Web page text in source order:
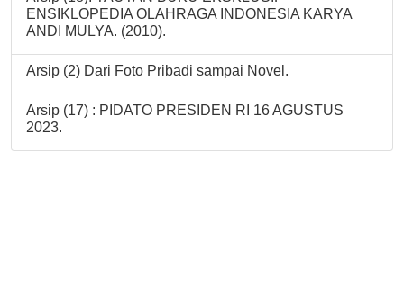
ENSIKLOPEDIA OLAHRAGA INDONESIA KARYA
ANDI MULYA. (2010).
Arsip (2) Dari Foto Pribadi sampai Novel.
Arsip (17) : PIDATO PRESIDEN RI 16 AGUSTUS
2023.